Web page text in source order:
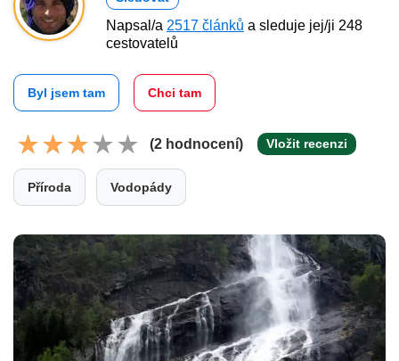
Napsal/a 2517 článků a sleduje jej/ji 248
cestovatelů
Byl jsem tam Chci tam
(2 hodnocení) Vložit recenzi
Příroda Vodopády